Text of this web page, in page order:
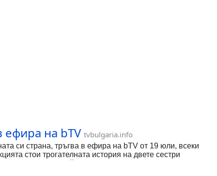
ефира на bTV tvbulgaria.info
си страна, тръгва в ефира на bTV от 19 юли, всеки
стои трогателната история на двете сестри
името на индийски ритуал, отбелязващ момента, в